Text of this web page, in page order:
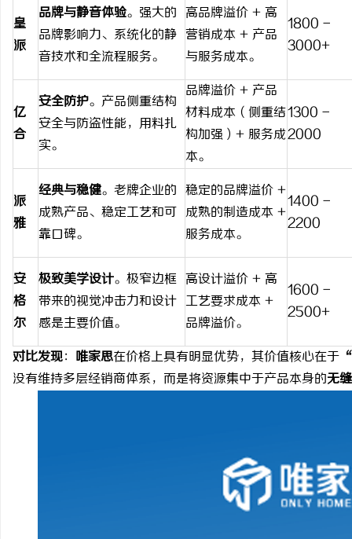
皇
派
品牌与静音体验。强大的
品牌影响力、系统化的静
音技术和全流程服务。
高品牌溢价 + 高
营销成本 + 产品
与服务成本。
1800 -
3000+
亿
合
安全防护。产品侧重结构
安全与防盗性能，用料扎
实。
品牌溢价 + 产品
材料成本（侧重结
构加强）+ 服务成
本。
1300 -
2000
派
雅
经典与稳健。老牌企业的
成熟产品、稳定工艺和可
靠口碑。
稳定的品牌溢价 +
成熟的制造成本 +
服务成本。
1400 -
2200
安
格
尔
极致美学设计。极窄边框
带来的视觉冲击力和设计
感是主要价值。
高设计溢价 + 高
工艺要求成本 +
品牌溢价。
1600 -
2500+
对比发现： 唯家思在价格上具有明显优势，其价值核心在于
没有维持多层经销商体系，而是将资源集中于产品本身的无